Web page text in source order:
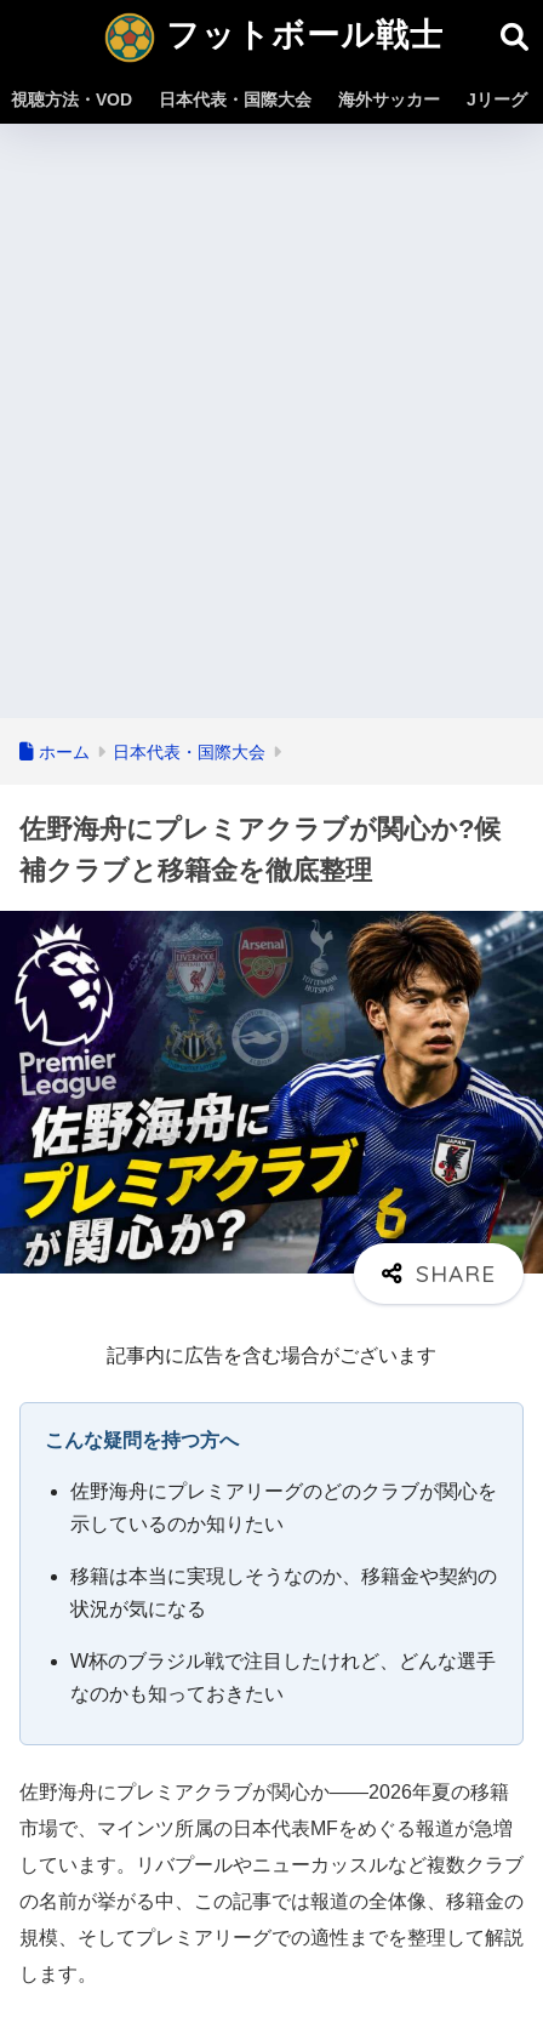
フットボール戦士
視聴方法・VOD 日本代表・国際大会 海外サッカー Jリーグ
ホーム 日本代表・国際大会
佐野海舟にプレミアクラブが関心か?候
補クラブと移籍金を徹底整理
記事内に広告を含む場合がございます
こんな疑問を持つ方へ
佐野海舟にプレミアリーグのどのクラブが関心を
示しているのか知りたい
移籍は本当に実現しそうなのか、移籍金や契約の
状況が気になる
W杯のブラジル戦で注目したけれど、どんな選手
なのかも知っておきたい
佐野海舟にプレミアクラブが関心か——2026年夏の移籍
市場で、マインツ所属の日本代表MFをめぐる報道が急増
しています。リバプールやニューカッスルなど複数クラブ
の名前が挙がる中、この記事では報道の全体像、移籍金の
規模、そしてプレミアリーグでの適性までを整理して解説
します。